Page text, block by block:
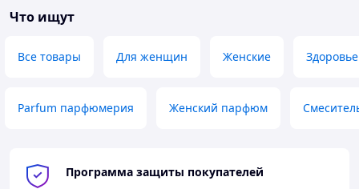
Что ищут
Все товары Для женщин Женские Здоровье
Parfum парфюмерия Женский парфюм
Программа защиты покупателей